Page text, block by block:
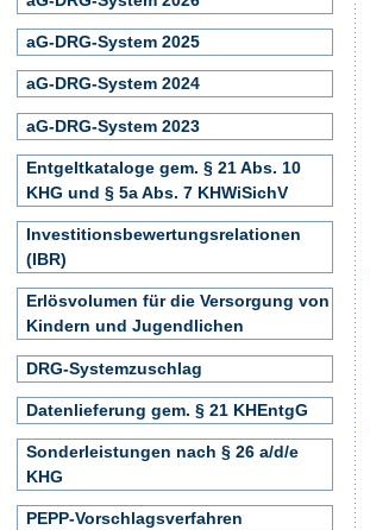
aG-DRG-System 2025
aG-DRG-System 2024
aG-DRG-System 2023
Entgeltkataloge gem. § 21 Abs. 10
KHG und § 5a Abs. 7 KHWiSichV
Investitionsbewertungsrelationen
(IBR)
Erlösvolumen für die Versorgung von
Kindern und Jugendlichen
DRG-Systemzuschlag
Datenlieferung gem. § 21 KHEntgG
Sonderleistungen nach § 26 a/d/e
KHG
PEPP-Vorschlagsverfahren